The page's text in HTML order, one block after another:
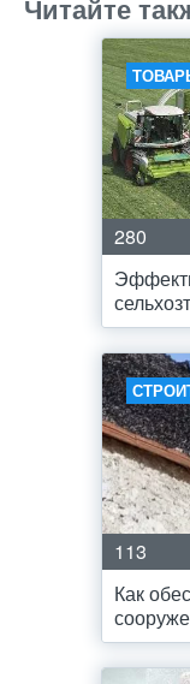
Читайте
280
113
Как